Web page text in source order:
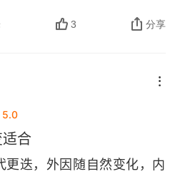
习。我准备按这个思路练习
3 分享
5.0
合
更迭，外因随自然变化，内